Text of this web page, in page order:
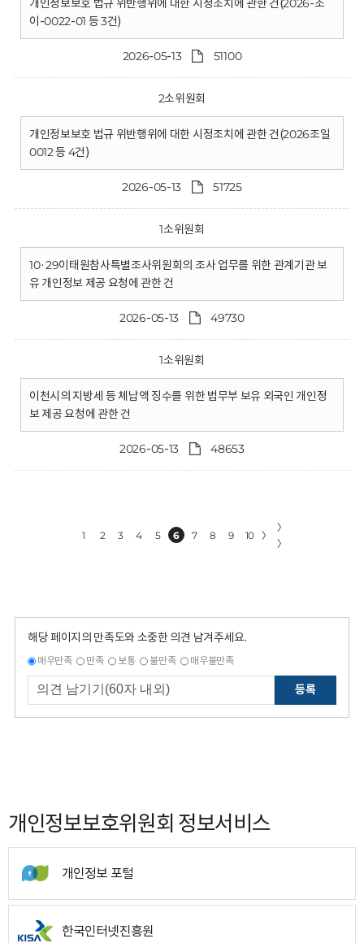
개인정보보호 법규 위반행위에 대한 시정조치에 관한 건(2026-조
이-0022-01 등 3건)
2026-05-13 51100
2소위원회
개인정보보호 법규 위반행위에 대한 시정조치에 관한 건(2026조일
0012 등 4건)
2026-05-13 51725
1소위원회
10·29이태원참사특별조사위원회의 조사 업무를 위한 관계기관 보
유 개인정보 제공 요청에 관한 건
2026-05-13 49730
1소위원회
이천시의 지방세 등 체납액 징수를 위한 법무부 보유 외국인 개인정
보 제공 요청에 관한 건
2026-05-13 48653
1 2 3 4 5 6 7 8 9 10 〉
〉
〉
해당 페이지의 만족도와 소중한 의견 남겨주세요.
매우만족 만족 보통 불만족 매우불만족
등록
개인정보보호위원회 정보서비스
개인정보 포털
한국인터넷진흥원